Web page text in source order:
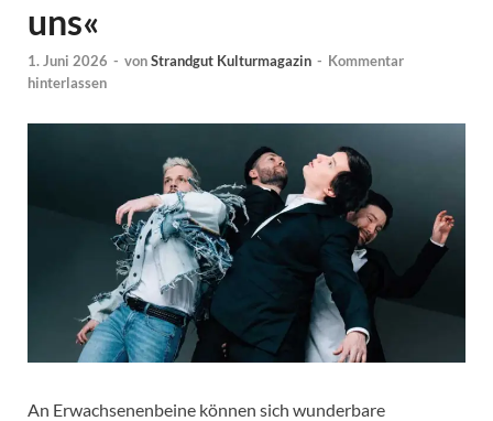
uns«
1. Juni 2026 - vonStrandgut Kulturmagazin - Kommentar
hinterlassen
An Erwachsenenbeine können sich wunderbare